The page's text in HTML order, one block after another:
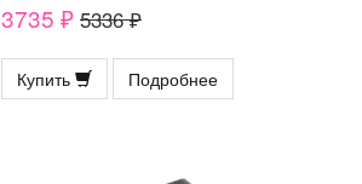
3735 ₽ 5336 ₽
Купить Подробнее